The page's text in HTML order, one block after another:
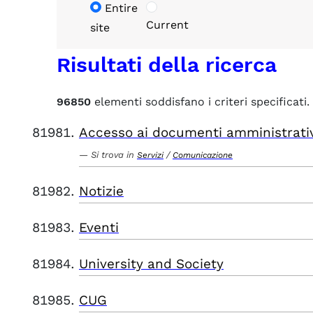
Entire
site
Current
Risultati della ricerca
96850 elementi soddisfano i criteri specificati.
Accesso ai documenti
Si trova in Servizi / Comunicazione
Notizie
Eventi
University and Society
CUG